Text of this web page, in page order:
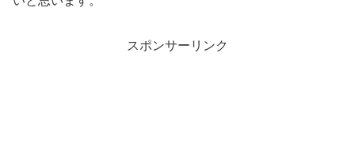
スポンサーリンク